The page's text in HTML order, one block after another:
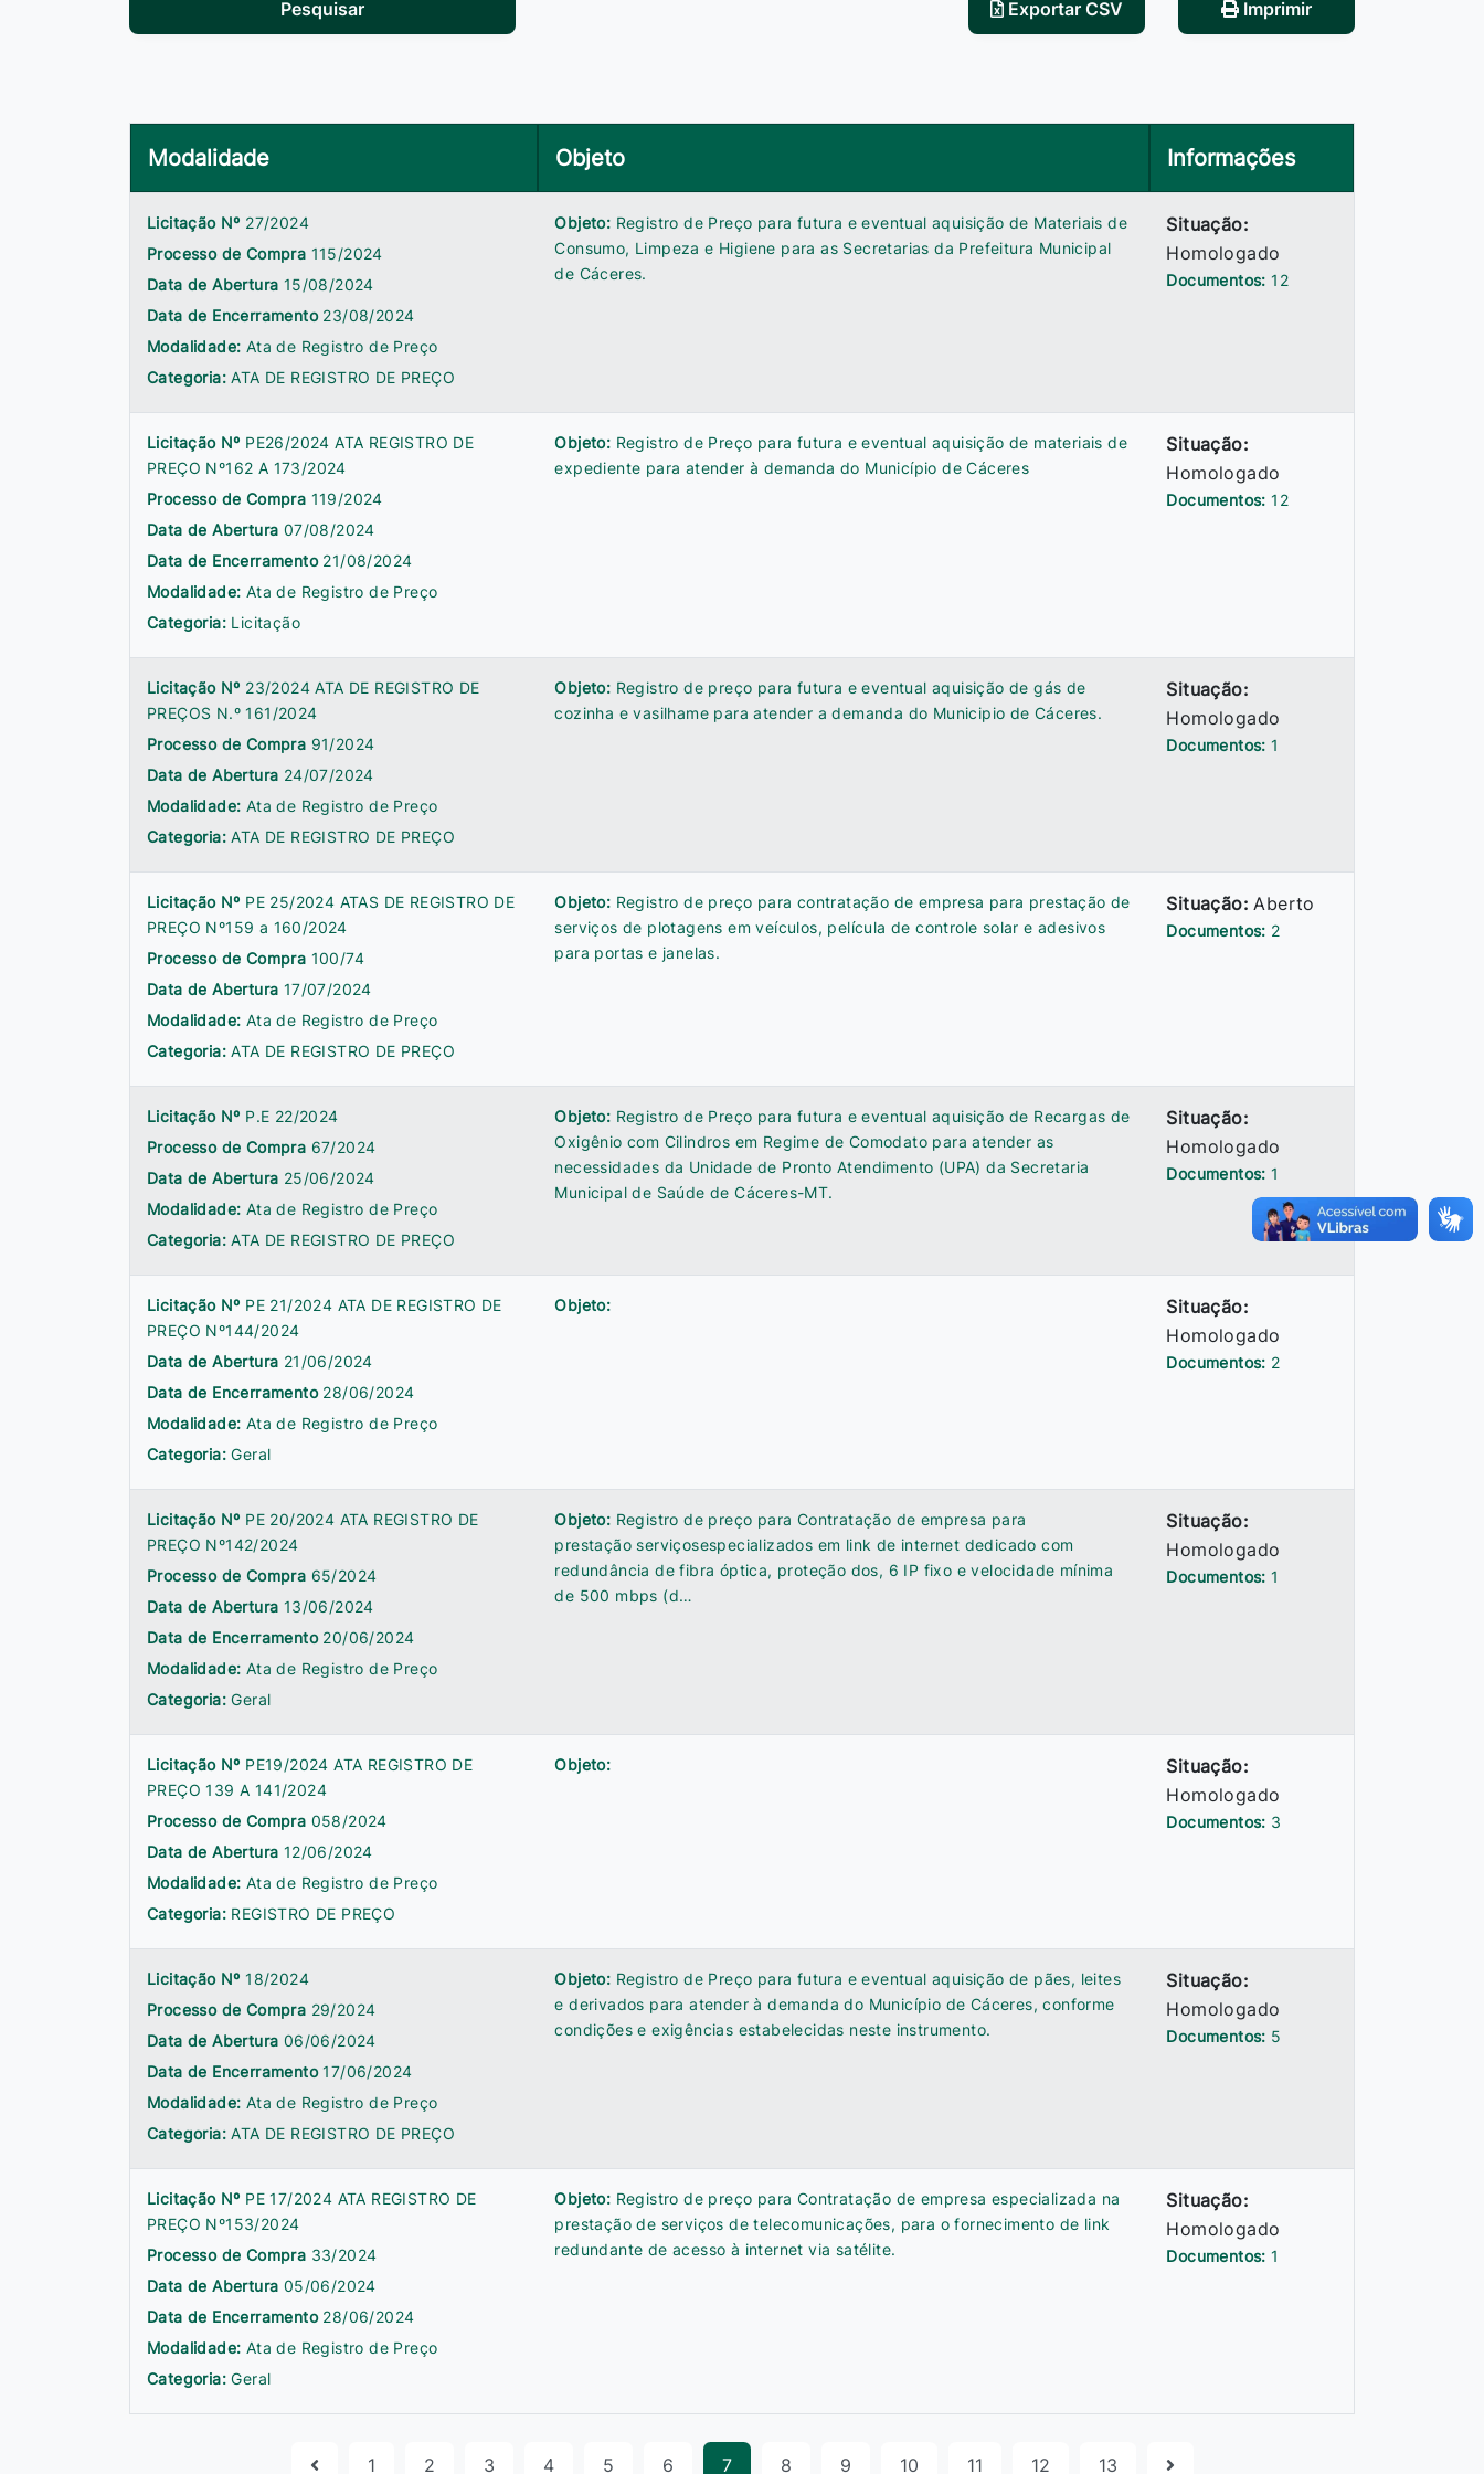
Pesquisar Exportar CSV Imprimir
Modalidade Objeto Informações
Licitação Nº 27/2024
Processo de Compra 115/2024
Data de Abertura 15/08/2024
Data de Encerramento 23/08/2024
Modalidade: Ata de Registro de Preço
Categoria:ATA DE REGISTRO DE PREÇO
Objeto: Registro de Preço para futura e eventual aquisição de Materiais de
Consumo, Limpeza e Higiene para as Secretarias da Prefeitura Municipal
de Cáceres.
Situação:
Homologado
Documentos: 12
Licitação Nº PE26/2024 ATA REGISTRO DE
PREÇO Nº162 A 173/2024
Processo de Compra 119/2024
Data de Abertura 07/08/2024
Data de Encerramento 21/08/2024
Modalidade: Ata de Registro de Preço
Categoria: Licitação
Objeto: Registro de Preço para futura e eventual aquisição de materiais de
expediente para atender à demanda do Município de Cáceres
Situação:
Homologado
Documentos:12
Licitação Nº 23/2024 ATA DE REGISTRO DE
PREÇOS N.º 161/2024
Processo de Compra 91/2024
Data de Abertura 24/07/2024
Modalidade: Ata de Registro de Preço
Categoria:ATA DE REGISTRO DE PREÇO
Objeto: Registro de preço para futura e eventual aquisição de gás de
cozinha e vasilhame para atender a demanda do Municipio de Cáceres.
Situação:
Homologado
Documentos: 1
Licitação Nº PE 25/2024 ATAS DE REGISTRO DE
PREÇO Nº159 a 160/2024
Processo de Compra 100/74
Data de Abertura 17/07/2024
Modalidade: Ata de Registro de Preço
Categoria:ATA DE REGISTRO DE PREÇO
Objeto: Registro de preço para contratação de empresa para prestação de
serviços de plotagens em veículos, película de controle solar e adesivos
para portas e janelas.
Situação:Aberto
Documentos: 2
Licitação Nº P.E 22/2024
Processo de Compra 67/2024
Data de Abertura 25/06/2024
Modalidade: Ata de Registro de Preço
Categoria:ATA DE REGISTRO DE PREÇO
Objeto: Registro de Preço para futura e eventual aquisição de Recargas de
Oxigênio com Cilindros em Regime de Comodato para atender as
necessidades da Unidade de Pronto Atendimento (UPA) da Secretaria
Municipal de Saúde de Cáceres-MT.
Situação:
Homologado
Documentos: 1
Licitação Nº PE 21/2024 ATA DE REGISTRO DE
PREÇO Nº144/2024
Data de Abertura 21/06/2024
Data de Encerramento 28/06/2024
Modalidade: Ata de Registro de Preço
Categoria:Geral
Objeto:
Situação:
Homologado
Documentos: 2
Licitação Nº PE 20/2024 ATA REGISTRO DE
PREÇO Nº142/2024
Processo de Compra 65/2024
Data de Abertura 13/06/2024
Data de Encerramento 20/06/2024
Modalidade: Ata de Registro de Preço
Categoria:Geral
Objeto: Registro de preço para Contratação de empresa para
prestação serviçosespecializados em link de internet dedicado com
redundância de fibra óptica, proteção dos, 6 IP fixo e velocidade mínima
de 500 mbps (d…
Situação:
Homologado
Documentos: 1
Licitação Nº PE19/2024 ATA REGISTRO DE
PREÇO 139 A 141/2024
Processo de Compra 058/2024
Data de Abertura 12/06/2024
Modalidade: Ata de Registro de Preço
Categoria: REGISTRO DE PREÇO
Objeto:
Situação:
Homologado
Documentos: 3
Licitação Nº 18/2024
Processo de Compra 29/2024
Data de Abertura 06/06/2024
Data de Encerramento 17/06/2024
Modalidade: Ata de Registro de Preço
Categoria:ATA DE REGISTRO DE PREÇO
Objeto: Registro de Preço para futura e eventual aquisição de pães, leites
e derivados para atender à demanda do Município de Cáceres, conforme
condições e exigências estabelecidas neste instrumento.
Situação:
Homologado
Documentos: 5
Licitação Nº PE 17/2024 ATA REGISTRO DE
PREÇO Nº153/2024
Processo de Compra 33/2024
Data de Abertura 05/06/2024
Data de Encerramento 28/06/2024
Modalidade: Ata de Registro de Preço
Categoria:Geral
Objeto: Registro de preço para Contratação de empresa especializada na
prestação de serviços de telecomunicações, para o fornecimento de link
redundante de acesso à internet via satélite.
Situação:
Homologado
Documentos:1
1 2 3 4 5 6 7 8 9 10 11 12 13